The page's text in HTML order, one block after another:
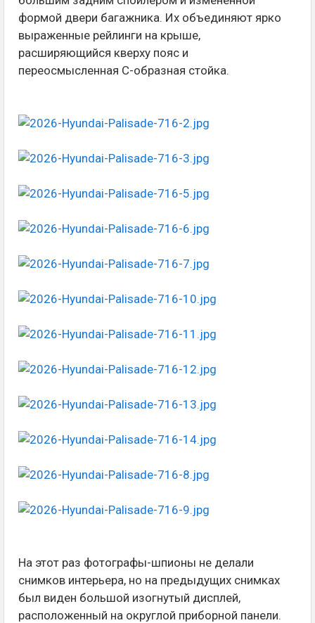
формой двери багажника. Их объединяют ярко
выраженные рейлинги на крыше,
расширяющийся кверху пояс и
переосмысленная С-образная стойка.
На этот раз фотографы-шпионы не делали
снимков интерьера, но на предыдущих снимках
был виден большой изогнутый дисплей,
расположенный на округлой приборной панели.